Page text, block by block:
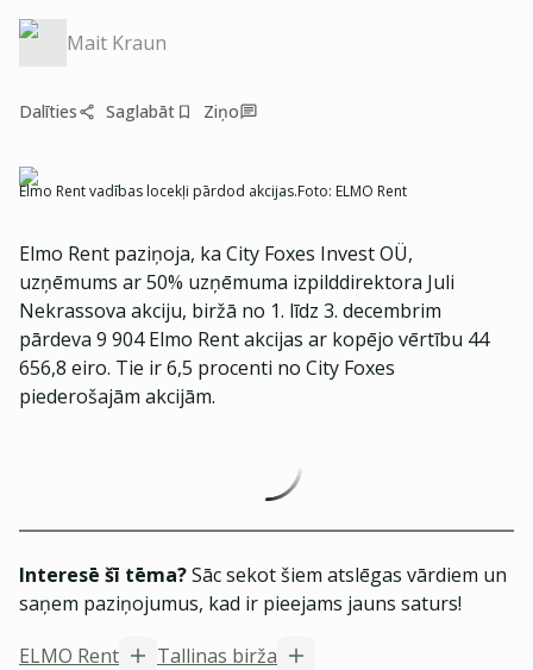
Mait Kraun
Dalīties Saglabāt Ziņo
Elmo Rent vadības locekļi pārdod akcijas.Foto: ELMO Rent
Elmo Rent paziņoja, ka City Foxes Invest OÜ,
uzņēmums ar 50% uzņēmuma izpilddirektora Juli
Nekrassova akciju, biržā no 1. līdz 3. decembrim
pārdeva 9 904 Elmo Rent akcijas ar kopējo vērtību 44
656,8 eiro. Tie ir 6,5 procenti no City Foxes
piederošajām akcijām.
Interesē šī tēma?Sāc sekot šiem atslēgas vārdiem un
saņem paziņojumus, kad ir pieejams jauns saturs!
ELMO Rent
Tallinas birža